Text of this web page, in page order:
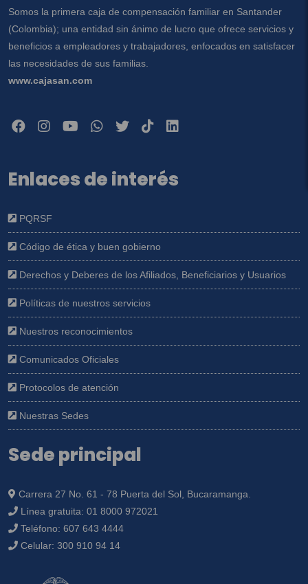
Somos la primera caja de compensación familiar en Santander
(Colombia); una entidad sin ánimo de lucro que ofrece servicios y
beneficios a empleadores y trabajadores, enfocados en satisfacer
las necesidades de sus familias.
www.cajasan.com
Enlaces de interés
PQRSF
Código de ética y buen gobierno
Derechos y Deberes de los Afiliados, Beneficiarios y Usuarios
Políticas de nuestros servicios
Nuestros reconocimientos
Comunicados Oficiales
Protocolos de atención
Nuestras Sedes
Sede principal
Carrera 27 No. 61 - 78 Puerta del Sol, Bucaramanga.
Línea gratuita: 01 8000 972021
Teléfono: 607 643 4444
Celular: 300 910 94 14